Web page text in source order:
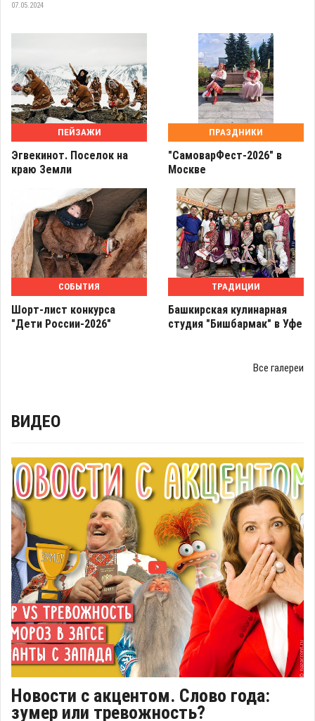
07.05.2024
ПЕЙЗАЖИ
Эгвекинот. Поселок на
краю Земли
ПРАЗДНИКИ
"СамоварФест-2026" в
Москве
СОБЫТИЯ
Шорт-лист конкурса
"Дети России-2026"
ТРАДИЦИИ
Башкирская кулинарная
студия "Бишбармак" в Уфе
Все галереи
ВИДЕО
Новости с акцентом. Слово года:
зумер или тревожность?